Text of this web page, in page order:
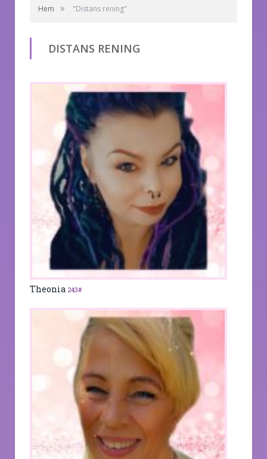
Hem » "Distans rening"
DISTANS RENING
Theonia 243#